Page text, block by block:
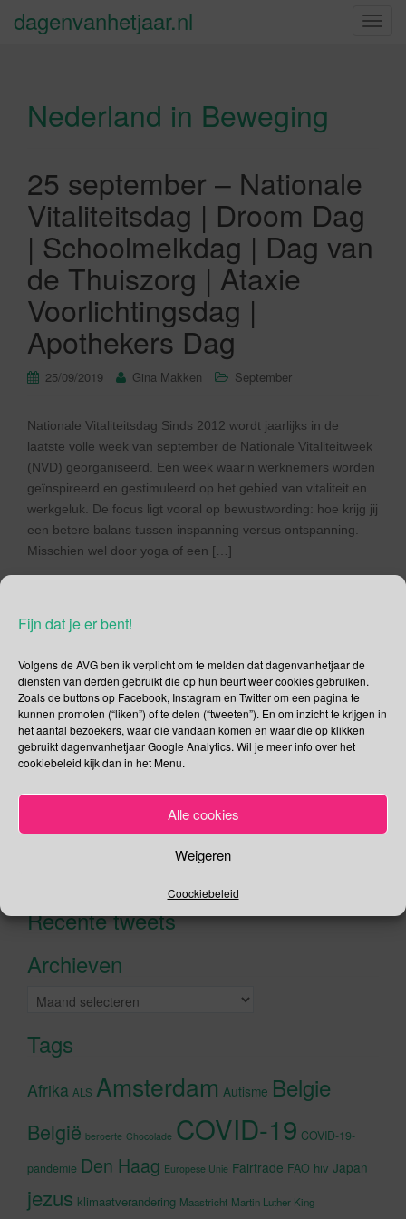
Fijn dat je er bent!
Volgens de AVG ben ik verplicht om te melden dat dagenvanhetjaar de
diensten van derden gebruikt die op hun beurt weer cookies gebruiken.
Zoals de buttons op Facebook, Instagram en Twitter om een pagina te
kunnen promoten (“liken”) of te delen (“tweeten”). En om inzicht te krijgen in
het aantal bezoekers, waar die vandaan komen en waar die op klikken
gebruikt dagenvanhetjaar Google Analytics. Wil je meer info over het
cookiebeleid kijk dan in het Menu.
Alle cookies
Weigeren
Coockiebeleid
S
dagenvanhetjaar.nl
Nederland in Beweging
25 september – Nationale
Vitaliteitsdag | Droom Dag
| Schoolmelkdag | Dag van
de Thuiszorg | Ataxie
Voorlichtingsdag |
Apothekers Dag
25/09/2019 Gina Makken September
Nationale Vitaliteitsdag Sinds 2012 wordt jaarlijks in de
laatste volle week van september de Nationale Vitaliteitweek
(NVD) georganiseerd. Een week waarin werknemers worden
geïnspireerd en gestimuleerd op het gebied van vitaliteit en
werkgeluk. De focus ligt vooral op bewustwording: hoe krijg jij
een betere balans tussen inspanning versus ontspanning.
Misschien wel door yoga of een […]
Social Media
Je kunt me volgen op
Zoeken
Recente tweetsKlik om marketing cookies te
Archieven
Archieven
Tags
Afrika ALS Amsterdam Autisme Belgie
België beroerte Chocolade COVID-19 COVID-19-
pandemie Den Haag Europese Unie Fairtrade FAO hiv Japan
jezus klimaatverandering Maastricht Martin Luther King